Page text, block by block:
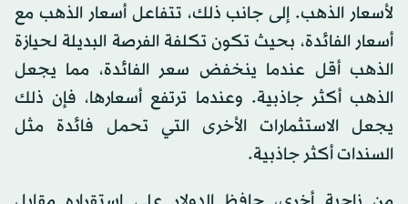
لأسعار الذهب. إلى جانب ذلك، تتفاعل أسعار الذهب مع
أسعار الفائدة، بحيث تكون تكلفة الفرصة البديلة لحيازة
الذهب أقل عندما ينخفض سعر الفائدة، مما يجعل
الذهب أكثر جاذبية. وعندما ترتفع أسعارها، فإن ذلك
يجعل الاستثمارات الأخرى التي تحمل فائدة مثل
السندات أكثر جاذبية.